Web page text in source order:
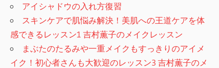
アイシャドウの入れ方復習
スキンケアで肌悩み解決！美肌への王道ケアを体
感できるレッスン1 吉村薫子のメイクレッスン
まぶたのたるみや一重メイクもすっきりのアイメ
イク！初心者さんも大歓迎のレッスン3 吉村薫子のメ